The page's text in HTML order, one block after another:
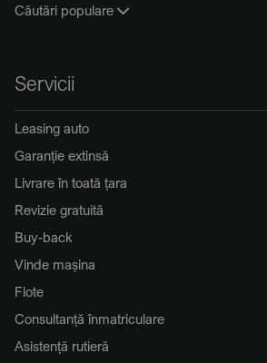
Căutări populare
Servicii
Leasing auto
Garanție extinsă
Livrare în toată țara
Revizie gratuită
Buy-back
Vinde mașina
Flote
Consultanță înmatriculare
Asistență rutieră